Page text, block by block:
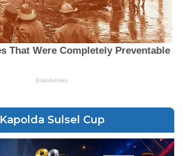
Kapolda Sulsel Cup